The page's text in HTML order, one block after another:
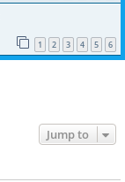
1 2 3 4 5 6
Jump to